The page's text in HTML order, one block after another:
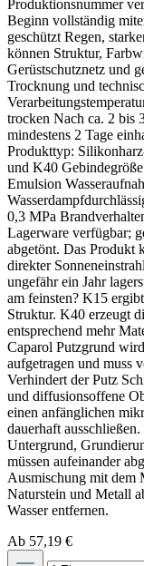
Produktionsnummer
Beginn vollständig
geschützt Regen,
können Struktur,
Gerüstschutznetz und
Trocknung und
trocken Nach ca. 2 bis
mindestens 2 Tage
Produkttyp:
und K40
Emulsion
0,3 MPa
Lagerware verfügbar;
abgetönt. Das Produkt
direkter
ungefähr ein Jahr
am feinsten? K15
Struktur. K40 erzeugt
entsprechend mehr
Caparol Putzgrund
aufgetragen und muss
Verhindert der Putz
und diffusionsoffene
einen anfänglichen
dauerhaft
Untergrund,
müssen aufeinander
Ausmischung mit dem
Naturstein und Metall
Wasser entfernen.
Ab 57,19 €